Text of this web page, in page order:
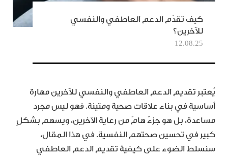
كيف تقدّم الدعم العاطفي والنفسي
للآخرين؟
12.08.25
يُعتبر تقديم الدعم العاطفي والنفسي للآخرين مهارة
أساسية في بناء علاقات صحية ومتينة. فهو ليس مجرد
مساعدة، بل هو جزءٌ هامٌ من رعاية الآخرين، ويسهم بشكلٍ
كبير في تحسين صحتهم النفسية. في هذا المقال،
سنسلط الضوء على كيفية تقديم الدعم العاطفي